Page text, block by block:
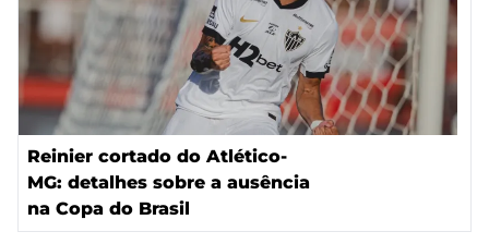
Reinier cortado do Atlético-
MG: detalhes sobre a ausência
na Copa do Brasil